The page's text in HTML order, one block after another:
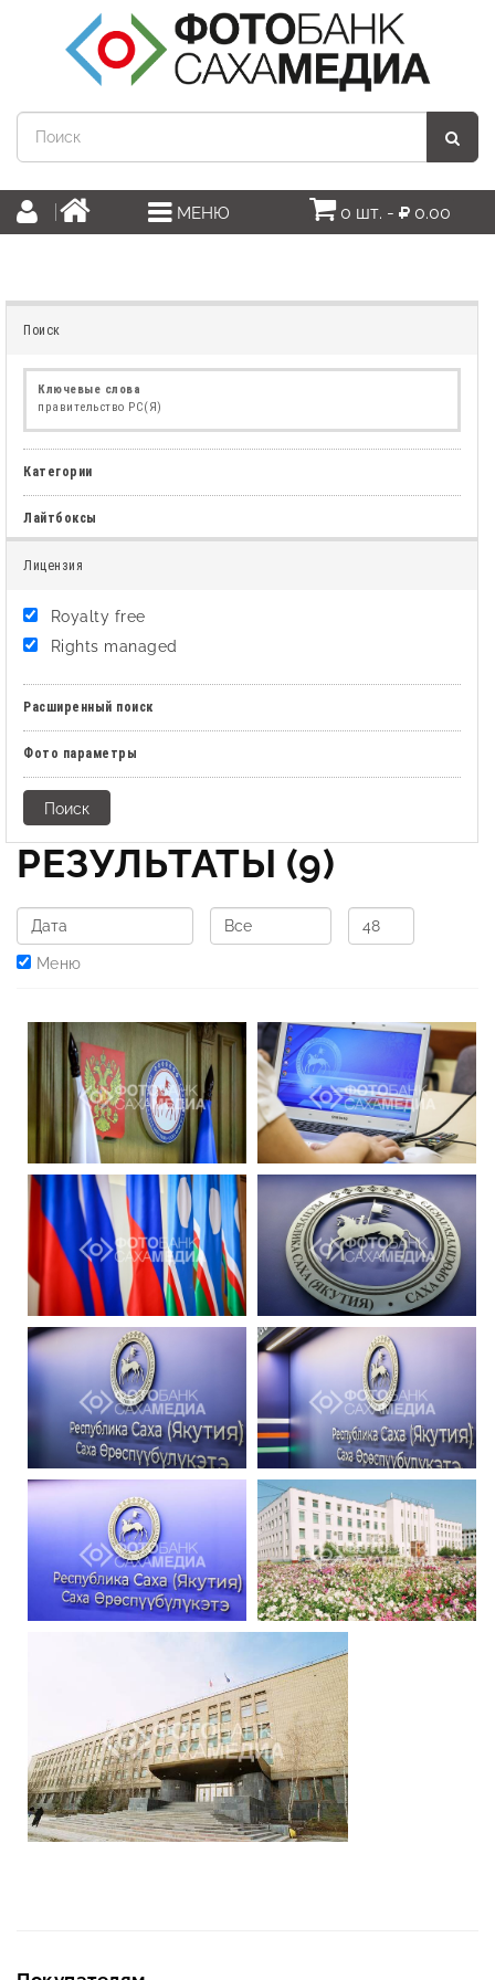
МЕНЮ 0 шт. - 0.00
Поиск
Ключевые слова
правительство РС(Я)
Категории
Лайтбоксы
Лицензия
Royalty free
Rights managed
Расширенный поиск
Фото параметры
РЕЗУЛЬТАТЫ (9)
Меню